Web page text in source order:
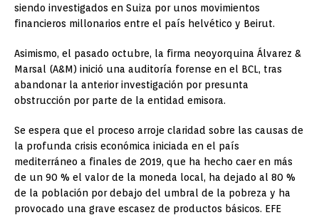
siendo investigados en Suiza por unos movimientos
financieros millonarios entre el país helvético y Beirut.
Asimismo, el pasado octubre, la firma neoyorquina Álvarez &
Marsal (A&M) inició una auditoría forense en el BCL, tras
abandonar la anterior investigación por presunta
obstrucción por parte de la entidad emisora.
Se espera que el proceso arroje claridad sobre las causas de
la profunda crisis económica iniciada en el país
mediterráneo a finales de 2019, que ha hecho caer en más
de un 90 % el valor de la moneda local, ha dejado al 80 %
de la población por debajo del umbral de la pobreza y ha
provocado una grave escasez de productos básicos. EFE